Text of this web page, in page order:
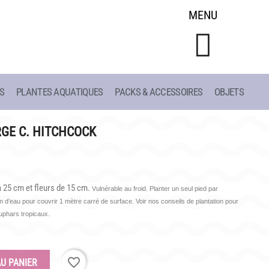
MENU
CONSEILS
DE PLANTATION
GUIDE VISUEL
PLANTES AQUATIQUES PACKS & ACCESSOIRES OBJETS
C. HITCHCOCK
25 cm et fleurs de 15 cm. Vulnérable au froid. Planter un seul pied par
pour couvrir 1 mètre carré de surface. Voir nos conseils de plantation pour
tropicaux.
PANIER
favorite_border